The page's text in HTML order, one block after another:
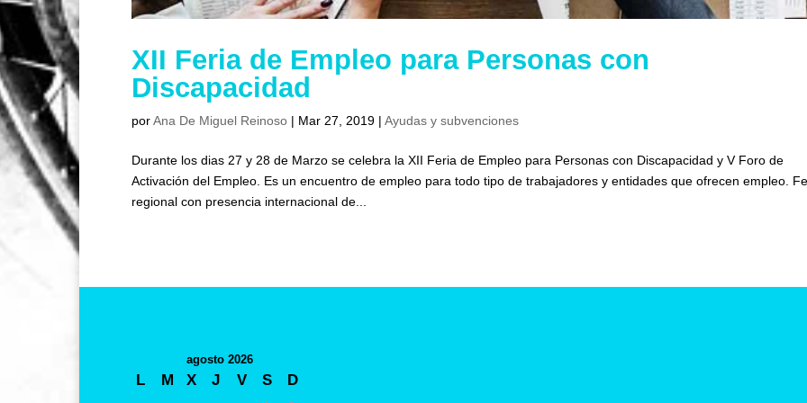
XII Feria de Empleo para Personas con
Discapacidad
porAna De Miguel Reinoso | Mar 27, 2019 |Ayudas y subvenciones
Durante los dias 27 y 28 de Marzo se celebra la XII Feria de Empleo para Personas con Discapacidad y V Foro de
Activación del Empleo. Es un encuentro de empleo para todo tipo de trabajadores y entidades que ofrecen empleo.
regional con presencia internacional de...
agosto 2026
L M X J V S
D